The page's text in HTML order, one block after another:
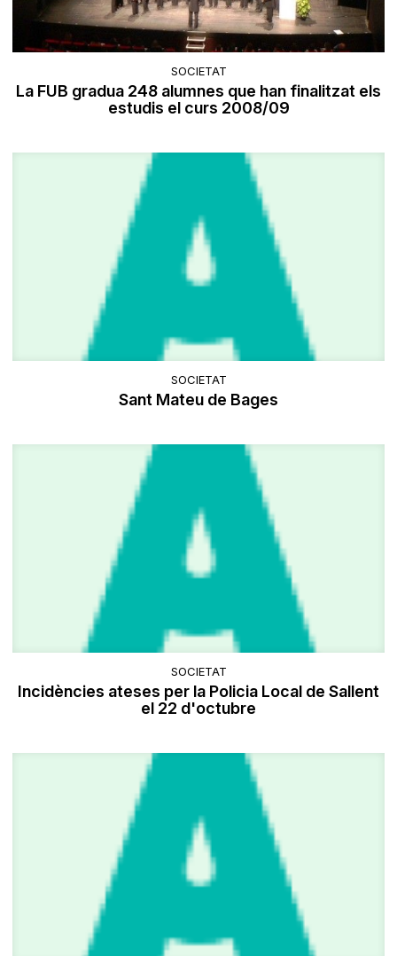
SOCIETAT
La FUB gradua 248 alumnes que han finalitzat els
estudis el curs 2008/09
SOCIETAT
Sant Mateu de Bages
SOCIETAT
Incidències ateses per la Policia Local de Sallent
el 22 d'octubre